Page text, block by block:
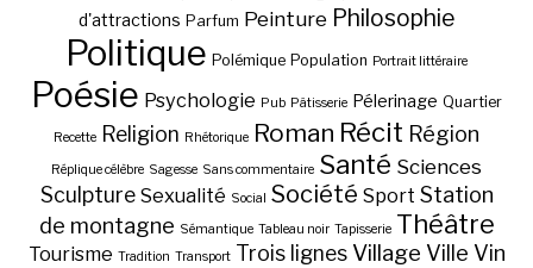
d'attractions Parfum Peinture Philosophie
Politique Polémique Population Portrait littéraire
Poésie Psychologie Pub Pâtisserie Pélerinage Quartier
Recette Religion Rhétorique Roman Récit Région
Réplique célèbre Sagesse Sans commentaire Santé Sciences
Sculpture Sexualité Social Société Sport Station
de montagne Sémantique Tableau noir Tapisserie Théâtre
Tourisme Tradition Transport Trois lignes Village Ville Vin